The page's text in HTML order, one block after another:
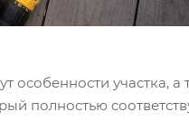
особенности
полностью